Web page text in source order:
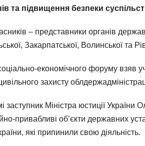
та підвищення безпеки
– представники органів
Закарпатської, Волинської та
економічного форуму взяв
захисту
заступник Міністра юстиції
привабливі об’єкти державних
які припинили свою діяльність.